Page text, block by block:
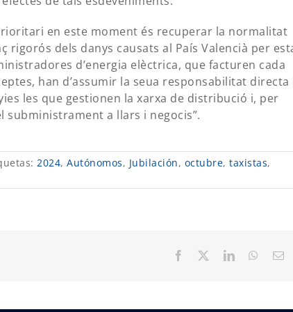
en este moment és recuperar la normalitat
dels danys causats al País Valencià per
d’energia elèctrica, que facturen cada
han d’assumir la seua responsabilitat directa
les que gestionen la xarxa de distribució i, per
a llars i negocis”.
2024, Autónomos, Jubilación, octubre, taxistas,
Facebook LinkedIn